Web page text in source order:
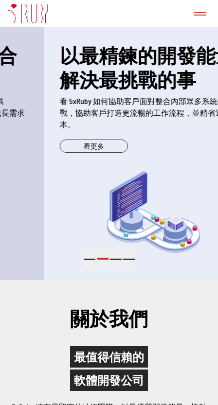
成功案例
GitLab 諮詢服務
部落格
立即諮詢
中文/English
project@5xruby.com
台北市中正區襄陽路6號6樓
以最精鍊的開發能量
解決最挑戰的事
看 5xRuby 如何協助客戶面對整合內部眾多系統的挑
戰，協助客戶打造更流暢的工作流程，並精省運作成
看更多
關於我們
最值得信賴的
軟體開發公司